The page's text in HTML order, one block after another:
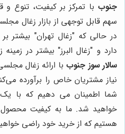
جنوب با تمرکز بر کیفیت، تنوع
سهم قابل توجهی از بازار زغال
در حالی که "زغال تهران" بیشتر
دارد و "زغال البرز" بیشتر در
سالار سوز جنوب با ارائه زغال
نیاز مشتریان خاص را برآورده
شما اطمینان می دهیم که با
خواهید شد. ما به کیفیت
هستیم که از خرید خود راضی